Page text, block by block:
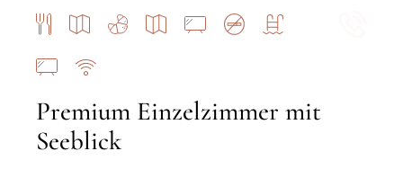
Premium Einzelzimmer mit
Seeblick